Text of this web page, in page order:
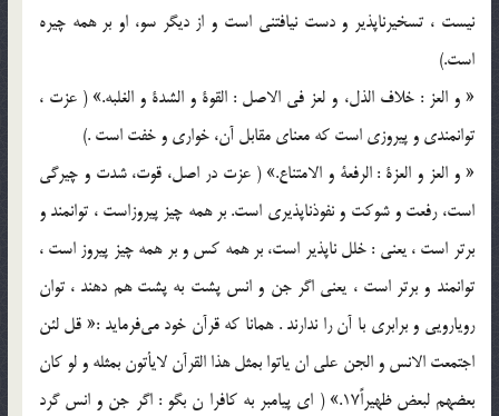
نيست ، تسخيرناپذير و دست نيافتني است و از ديگر سو، او بر همه چيره
است.)
«‌ و العز : خلاف الذل، و لعز في الاصل : القوة و الشدة و الغلبه.» ( عزت ،
توانمندي و پيروزي است كه معناي مقابل آن، خواري و خفت است .)
« و العز و العزة : الرفعة و الامتناع.» ( عزت در اصل، قوت، شدت و چيرگي
است، رفعت و شوكت و نفوذناپذيري است. بر همه چيز پيروزاست ، توانمند و
برتر است ، يعني : خلل ناپذير است، بر همه كس و بر همه چيز پيروز است ،
توانمند و برتر است ، يعني اگر جن و انس پشت به پشت هم دهند ، توان
رويارويي و برابري با آن را ندارند . همانا كه قرآن خود مي‌فرمايد :« قل لئن
اجتمعت الانس و الجن علي ان ياتوا بمثل هذا القرآن لايأتون بمثله و لو كان
بعضهم لبعض ظهيراً17.» ( اي پيامبر به كافرا ن بگو‌ : اگر جن و انس گرد